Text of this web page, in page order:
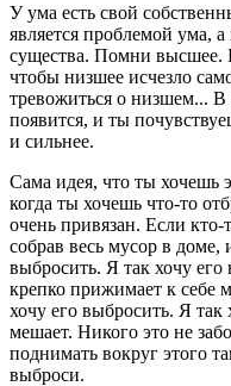
У ума есть свой
является проблемой ума,
существа. Помни высшее.
чтобы низшее исчезло
тревожиться о низшем...
появится, и ты
и сильнее.
Сама идея, что ты хочешь
когда ты хочешь что-то
очень привязан. Если
собрав весь мусор в доме,
выбросить. Я так хочу
крепко прижимает к себе
хочу его выбросить. Я
мешает. Никого это не
поднимать вокруг этого
выброси.